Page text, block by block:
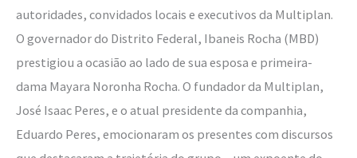
autoridades, convidados locais e executivos da Multiplan.
O governador do Distrito Federal, Ibaneis Rocha (MBD)
prestigiou a ocasião ao lado de sua esposa e primeira-
dama Mayara Noronha Rocha. O fundador da Multiplan,
José Isaac Peres, e o atual presidente da companhia,
Eduardo Peres, emocionaram os presentes com discursos